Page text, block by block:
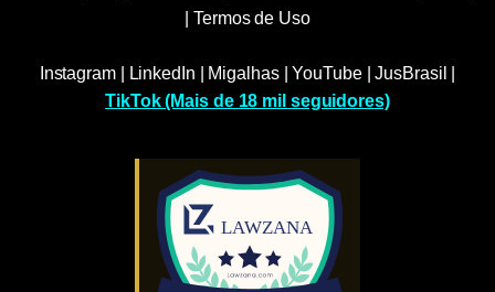
|Termos de Uso
Instagram| LinkedIn Migalhas|YouTube|JusBrasil
TikTok (Mais de 18 mil seguidores)